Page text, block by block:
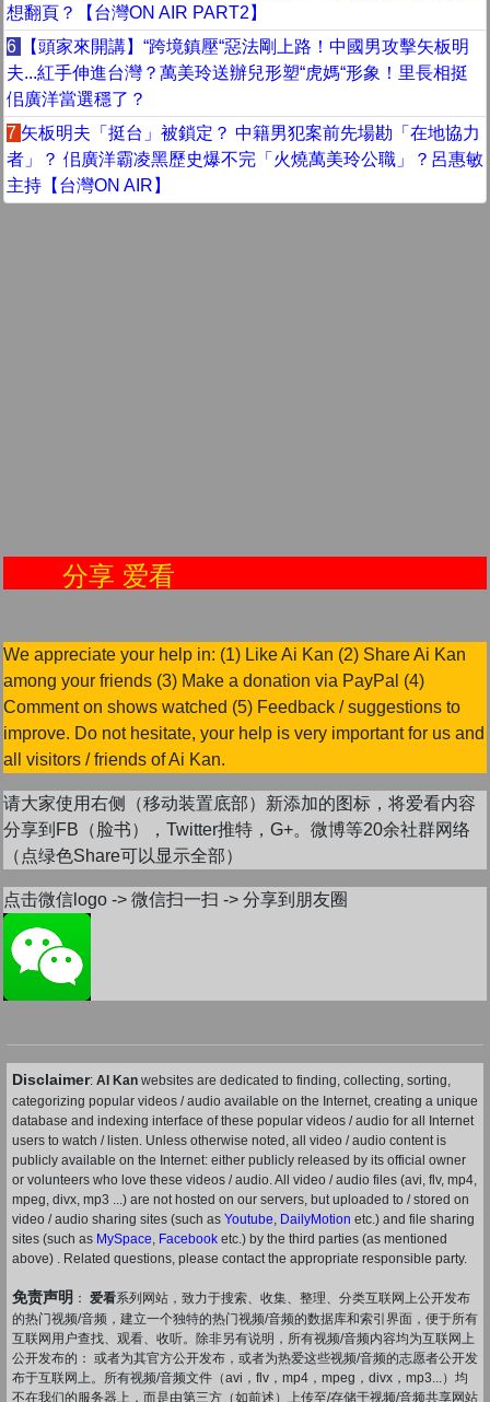
想翻頁？【台灣ON AIR PART2】
6
【頭家來開講】“跨境鎮壓“惡法剛上路！中國男攻擊矢板明
夫...紅手伸進台灣？萬美玲送辦兒形塑“虎媽“形象！里長相挺
佀廣洋當選穩了？
7 矢板明夫「挺台」被鎖定？ 中籍男犯案前先場勘「在地協力
者」？ 佀廣洋霸凌黑歷史爆不完「火燒萬美玲公職」？呂惠敏
主持【台灣ON AIR】
分享 爱看
We appreciate your help in: (1) Like Ai Kan (2) Share Ai Kan
among your friends (3) Make a donation via PayPal (4)
Comment on shows watched (5) Feedback / suggestions to
improve. Do not hesitate, your help is very important for us and
all visitors / friends of Ai Kan.
请大家使用右侧（移动装置底部）新添加的图标，将爱看内容
分享到FB（脸书），Twitter推特，G+。微博等20余社群网络
（点绿色Share可以显示全部）
点击微信logo -> 微信扫一扫 -> 分享到朋友圈
Disclaimer: AI Kan websites are dedicated to finding, collecting, sorting,
categorizing popular videos / audio available on the Internet, creating a unique
database and indexing interface of these popular videos / audio for all Internet
users to watch / listen. Unless otherwise noted, all video / audio content is
publicly available on the Internet: either publicly released by its official owner
or volunteers who love these videos / audio. All video / audio files (avi, flv, mp4,
mpeg, divx, mp3 ...) are not hosted on our servers, but uploaded to / stored on
video / audio sharing sites (such as Youtube DailyMotion etc.) and file sharing
sites (such as MySpace Facebook etc.) by the third parties (as mentioned
above) . Related questions, please contact the appropriate responsible party.
免责声明 ： 爱看系列网站，致力于搜索、收集、整理、分类互联网上公开发布
的热门视频/音频，建立一个独特的热门视频/音频的数据库和索引界面，便于所有
互联网用户查找、观看、收听。除非另有说明，所有视频/音频内容均为互联网上
公开发布的： 或者为其官方公开发布，或者为热爱这些视频/音频的志愿者公开发
布于互联网上。所有视频/音频文件（avi，flv，mp4，mpeg，divx，mp3...）均
不在我们的服务器上，而是由第三方（如前述）上传至/存储于视频/音频共享网站